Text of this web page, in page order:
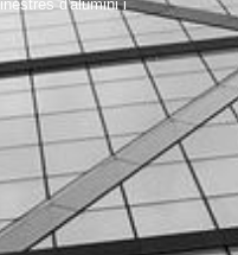
d'alumini i